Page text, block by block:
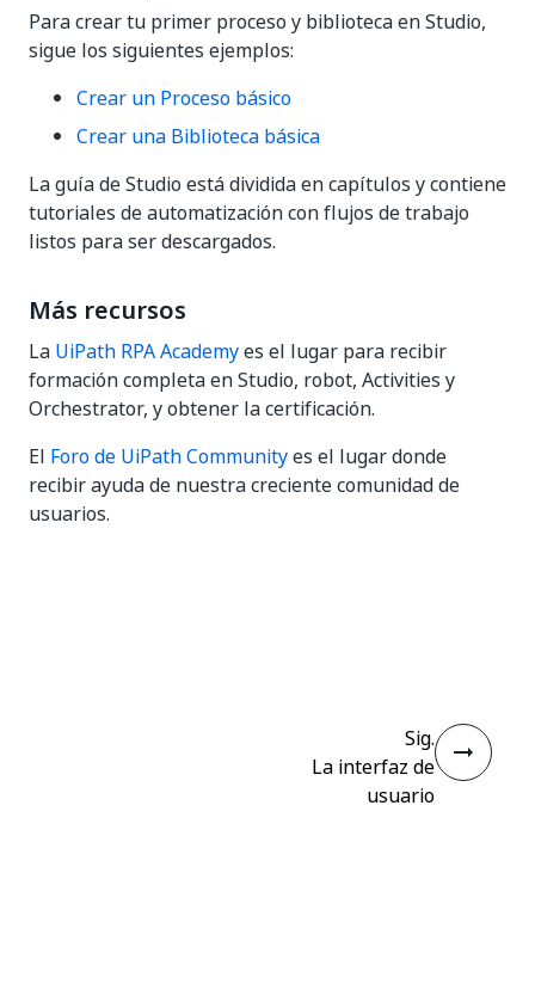
Para crear tu primer proceso y biblioteca en Studio,
sigue los siguientes ejemplos:
Crear un Proceso básico
Crear una Biblioteca básica
La guía de Studio está dividida en capítulos y contiene
tutoriales de automatización con flujos de trabajo
listos para ser descargados.
Más recursos
La UiPath RPA Academyes el lugar para recibir
formación completa en Studio, robot, Activities y
Orchestrator, y obtener la certificación.
El Foro de UiPath Communityes el lugar donde
recibir ayuda de nuestra creciente comunidad de
usuarios.
Sig.
La interfaz de
usuario